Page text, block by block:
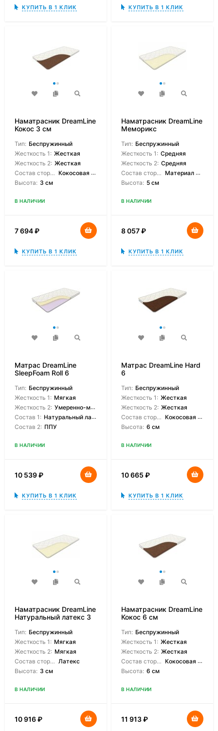
КУПИТЬ В 1 КЛИК КУПИТЬ В 1 КЛИК
Наматрасник DreamLine
Кокос 3 см
Тип: Беспружинный
Жесткость 1: Жесткая
Жесткость 2: Жесткая
Состав сторон: Кокосовая койра
Высота: 3 см
В НАЛИЧИИ
7 694₽
КУПИТЬ В 1 КЛИК
Наматрасник DreamLine
Меморикс
Тип: Беспружинный
Жесткость 1: Средняя
Жесткость 2: Средняя
Состав сторон: Материал с эффектом памяти
Высота: 5 см
В НАЛИЧИИ
8 057₽
КУПИТЬ В 1 КЛИК
Матрас DreamLine
SleepFoam Roll 6
Тип: Беспружинный
Жесткость 1: Мягкая
Жесткость 2: Умеренно-мягкая
Состав 1: Натуральный латекс
Состав 2: ППУ
В НАЛИЧИИ
10 539₽
КУПИТЬ В 1 КЛИК
Матрас DreamLine Hard
6
Тип: Беспружинный
Жесткость 1: Жесткая
Жесткость 2: Жесткая
Состав сторон: Кокосовая койра
Высота: 6 см
В НАЛИЧИИ
10 665 ₽
КУПИТЬ В 1 КЛИК
Наматрасник DreamLine
Натуральный латекс 3
Тип: Беспружинный
Жесткость 1: Мягкая
Жесткость 2: Мягкая
Состав сторон: Латекс
Высота: 3 см
В НАЛИЧИИ
10 916₽
Наматрасник DreamLine
Кокос 6 см
Тип: Беспружинный
Жесткость 1: Жесткая
Жесткость 2: Жесткая
Состав сторон: Кокосовая койра
Высота: 6 см
В НАЛИЧИИ
11 913₽